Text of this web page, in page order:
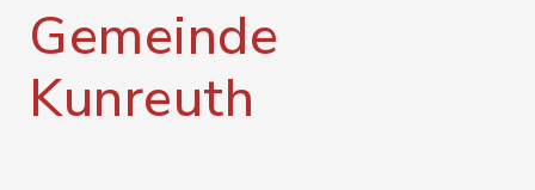
Gemeinde
Kunreuth